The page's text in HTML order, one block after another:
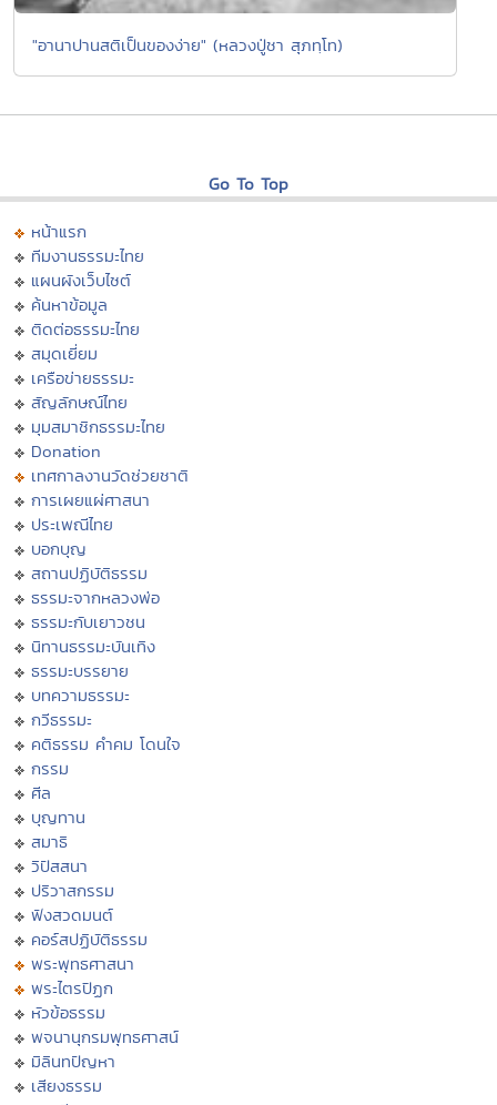
"อานาปานสติเป็นของง่าย" (หลวงปู่ชา สุภทฺโท)
Go To Top
หน้าแรก
ทีมงานธรรมะไทย
แผนผังเว็บไซต์
ค้นหาข้อมูล
ติดต่อธรรมะไทย
สมุดเยี่ยม
เครือข่ายธรรมะ
สัญลักษณ์ไทย
มุมสมาชิกธรรมะไทย
Donation
เทศกาลงานวัดช่วยชาติ
การเผยแผ่ศาสนา
ประเพณีไทย
บอกบุญ
สถานปฏิบัติธรรม
ธรรมะจากหลวงพ่อ
ธรรมะกับเยาวชน
นิทานธรรมะบันเทิง
ธรรมะบรรยาย
บทความธรรมะ
กวีธรรมะ
คติธรรม คำคม โดนใจ
กรรม
ศีล
บุญทาน
สมาธิ
วิปัสสนา
ปริวาสกรรม
ฟังสวดมนต์
คอร์สปฏิบัติธรรม
พระพุทธศาสนา
พระไตรปิฏก
หัวข้อธรรม
พจนานุกรมพุทธศาสน์
มิลินทปัญหา
เสียงธรรม